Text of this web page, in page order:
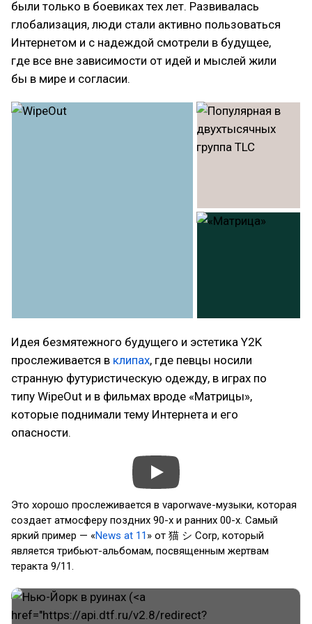
были только в боевиках тех лет. Развивалась
глобализация, люди стали активно пользоваться
Интернетом и с надеждой смотрели в будущее,
где все вне зависимости от идей и мыслей жили
бы в мире и согласии.
Идея безмятежного будущего и эстетика Y2K
прослеживается в клипах, где певцы носили
странную футуристическую одежду, в играх по
типу WipeOut и в фильмах вроде «Матрицы»,
которые поднимали тему Интернета и его
опасности.
Это хорошо прослеживается в vaporwave-музыки, которая
создает атмосферу поздних 90-х и ранних 00-х. Самый
яркий пример — «News at 11 » от 猫 シ Corp, который
является трибьют-альбомам, посвященным жертвам
теракта 9/11.